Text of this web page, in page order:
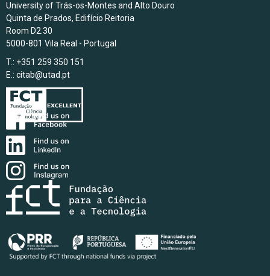
University of Trás-os-Montes and Alto Douro
Quinta de Prados, Edifício Reitoria
Room D2.30
5000-801 Vila Real - Portugal
T.: +351 259 350 151
E.: citab@utad.pt